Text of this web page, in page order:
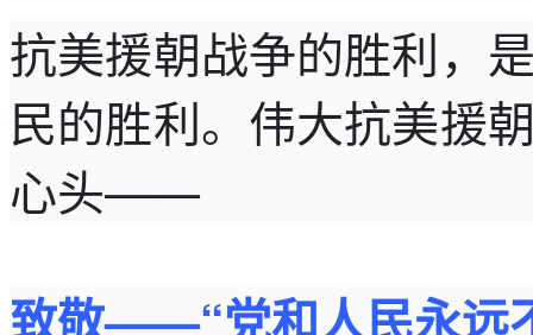
抗美援朝战争的胜利，
民的胜利。伟大抗美援
心头——
致敬——“党和人民永远